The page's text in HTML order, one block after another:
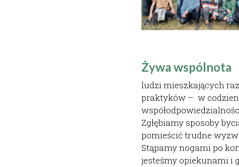
Żywa wspólnota
ludzi mieszkających
praktyków –  w
Zgłębiamy sposoby
pomieścić trudne
Stąpamy nogami po
jesteśmy opiekunami i